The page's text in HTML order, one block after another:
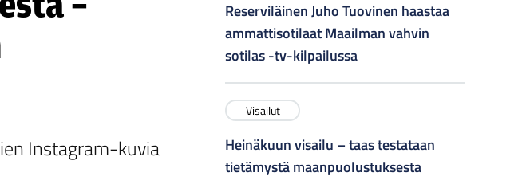
Instagram-kuvia
Reserviläinen Juho Tuovinen haastaa
ammattisotilaat Maailman vahvin
sotilas -tv-kilpailussa
Visailut
Heinäkuun visailu – taas testataan
tietämystä maanpuolustuksesta